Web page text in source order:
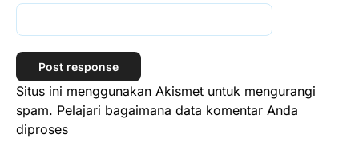
Situs ini menggunakan Akismet untuk mengurangi
spam. Pelajari bagaimana data komentar Anda
diproses